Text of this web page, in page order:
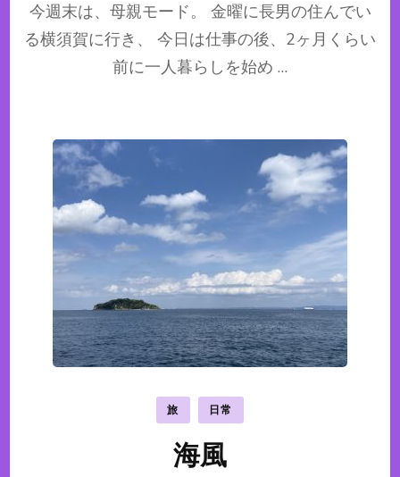
今週末は、母親モード。 金曜に長男の住んでい
る横須賀に行き、 今日は仕事の後、2ヶ月くらい
前に一人暮らしを始め …
旅 日常
海風